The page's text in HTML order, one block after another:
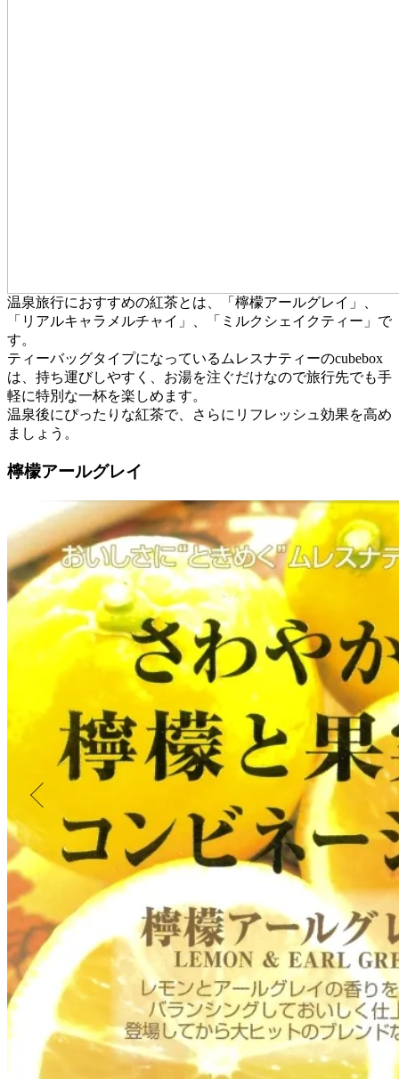
温泉旅行におすすめの紅茶とは、「檸檬アールグレイ」、
「リアルキャラメルチャイ」、「ミルクシェイクティー」で
す。
ティーバッグタイプになっているムレスナティーのcubebox
は、持ち運びしやすく、お湯を注ぐだけなので旅行先でも手
軽に特別な一杯を楽しめます。
温泉後にぴったりな紅茶で、さらにリフレッシュ効果を高め
ましょう。
檸檬アールグレイ